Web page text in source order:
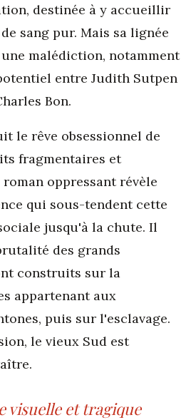
destinée à y accueillir
sang pur. Mais sa lignée
malédiction, notamment
entre Judith Sutpen
Bon.
le rêve obsessionnel de
fragmentaires et
oppressant révèle
qui sous-tendent cette
jusqu'à la chute. Il
des grands
construits sur la
appartenant aux
puis sur l'esclavage.
le vieux Sud est
visuelle et tragique